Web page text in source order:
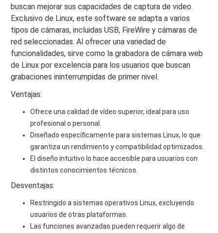
buscan mejorar sus capacidades de captura de video.
Exclusivo de Linux, este software se adapta a varios
tipos de cámaras, incluidas USB, FireWire y cámaras de
red seleccionadas. Al ofrecer una variedad de
funcionalidades, sirve como la grabadora de cámara web
de Linux por excelencia para los usuarios que buscan
grabaciones ininterrumpidas de primer nivel.
Ventajas:
Ofrece una calidad de vídeo superior, ideal para uso
profesional o personal.
Diseñado específicamente para sistemas Linux, lo que
garantiza un rendimiento y compatibilidad optimizados.
El diseño intuitivo lo hace accesible para usuarios con
distintos conocimientos técnicos.
Desventajas:
Restringido a sistemas operativos Linux, excluyendo
usuarios de otras plataformas.
Las funciones avanzadas pueden requerir algo de